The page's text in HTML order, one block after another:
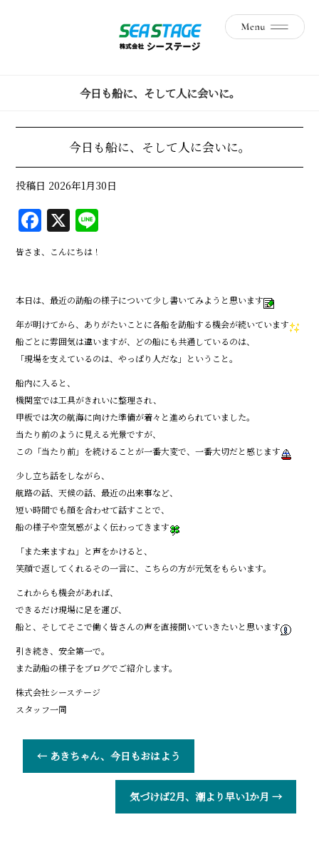
今日も船に、そして人に会いに。
今日も船に、そして人に会いに。
投稿日 2026年1月30日
F
a
c
e
b
o
o
k
X
皆さま、こんにちは！
本日は、最近の訪船の様子について少し書いてみようと思います
年が明けてから、ありがたいことに各船を訪船する機会が続いています
船ごとに雰囲気は違いますが、どの船にも共通しているのは、
「現場を支えているのは、やっぱり人だな」ということ。
船内に入ると、
機関室では工具がきれいに整理され、
甲板では次の航海に向けた準備が着々と進められていました。
当たり前のように見える光景ですが、
この「当たり前」を続けることが一番大変で、一番大切だと感じます
少し立ち話をしながら、
航路の話、天候の話、最近の出来事など、
短い時間でも顔を合わせて話すことで、
船の様子や空気感がよく伝わってきます
「また来ますね」と声をかけると、
笑顔で返してくれるその一言に、こちらの方が元気をもらいます。
これからも機会があれば、
できるだけ現場に足を運び、
船と、そしてそこで働く皆さんの声を直接聞いていきたいと思います
引き続き、安全第一で。
また訪船の様子をブログでご紹介します。
株式会社シーステージ
スタッフ一同
← あきちゃん、今日もおはよう
気づけば2月、潮より早い1か月 →